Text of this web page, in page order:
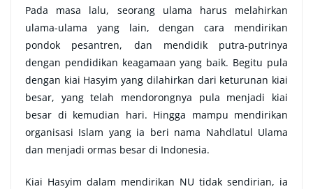
Pada masa lalu, seorang ulama harus melahirkan
ulama-ulama yang lain, dengan cara mendirikan
pondok pesantren, dan mendidik putra-putrinya
dengan pendidikan keagamaan yang baik. Begitu pula
dengan kiai Hasyim yang dilahirkan dari keturunan kiai
besar, yang telah mendorongnya pula menjadi kiai
besar di kemudian hari. Hingga mampu mendirikan
organisasi Islam yang ia beri nama Nahdlatul Ulama
dan menjadi ormas besar di Indonesia.
Kiai Hasyim dalam mendirikan NU tidak sendirian, ia